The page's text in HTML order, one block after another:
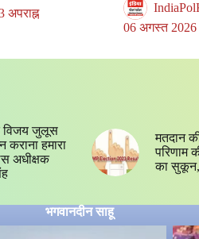
06 अगस्त 2026
विजय जुलूस
कराना हमारा
अधीक्षक
मतदान
परिणाम
का
भगवानदीन साहू